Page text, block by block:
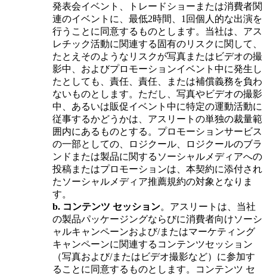
発表会イベント、トレードショーまたは消費者関
連のイベントに、最低2時間、1回個人的な出演を
行うことに同意するものとします。当社は、アス
レチック活動に関連する固有のリスクに関して、
たとえそのようなリスクが写真またはビデオの撮
影中、およびプロモーションイベント中に発生し
たとしても、責任、責任、または補償義務を負わ
ないものとします。ただし、写真やビデオの撮影
中、あるいは販促イベント中に特定の運動活動に
従事するかどうかは、アスリートの単独の裁量範
囲内にあるものとする。プロモーションサービス
の一部としての、ロジクール、ロジクールのブラ
ンドまたは製品に関するソーシャルメディアへの
投稿またはプロモーションは、本契約に添付され
たソーシャルメディア推薦規約の対象となりま
す。
b. コンテンツ セッション。アスリートは、当社
の製品パッケージングならびに消費者向けソーシ
ャルキャンペーンおよび/またはマーケティング
キャンペーンに関連するコンテンツセッション
（写真および/またはビデオ撮影など）に参加す
ることに同意するものとします。コンテンツ セ